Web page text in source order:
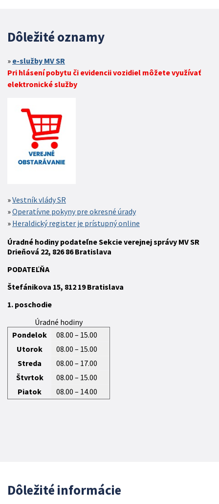
Dôležité oznamy
e-služby MV SR
Pri hlásení pobytu či evidencii vozidiel môžete využívať
elektronické služby
Vestník vlády SR
Operatívne pokyny pre okresné úrady
Heraldický register je prístupný online
Úradné hodiny podateľne Sekcie verejnej správy MV SR
Drieňová 22, 826 86 Bratislava
PODATEĽŇA
Štefánikova 15, 812 19Bratislava
1. poschodie
Úradné hodiny
Pondelok
08.00 – 15.00
Utorok
08.00 – 15.00
Streda
08.00 – 17.00
Štvrtok
08.00 – 15.00
Piatok
08.00 – 14.00
Dôležité informácie